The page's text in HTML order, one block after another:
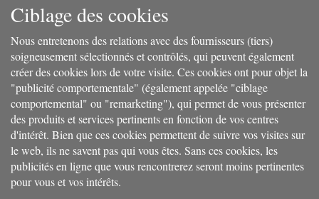
Ciblage des cookies
Nous entretenons des relations avec des fournisseurs (tiers)
soigneusement sélectionnés et contrôlés, qui peuvent également
créer des cookies lors de votre visite. Ces cookies ont pour objet la
"publicité comportementale" (également appelée "ciblage
comportemental" ou "remarketing"), qui permet de vous présenter
des produits et services pertinents en fonction de vos centres
d'intérêt. Bien que ces cookies permettent de suivre vos visites sur
le web, ils ne savent pas qui vous êtes. Sans ces cookies, les
publicités en ligne que vous rencontrerez seront moins pertinentes
pour vous et vos intérêts.